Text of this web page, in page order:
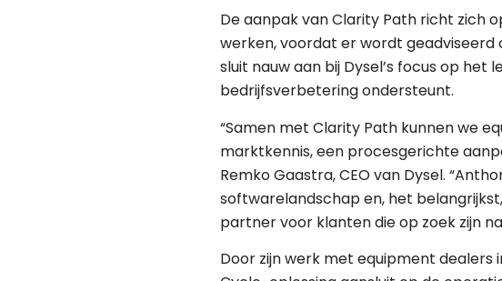
De aanpak van Clarity Path richt zich
werken, voordat er wordt
sluit nauw aan bij Dysel’s focus op
bedrijfsverbetering ondersteunt.
“Samen met Clarity Path kunnen we
marktkennis, een procesgerichte
Remko Gaastra, CEO van Dysel.
softwarelandschap en, het
partner voor klanten die op zoek zijn
Door zijn werk met equipment dealers